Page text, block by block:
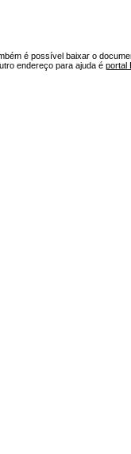
é possível baixar o
endereço para ajuda é portal